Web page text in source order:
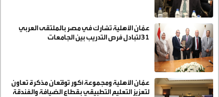
عمّان الأهلية تشارك في مصر بالملتقى العربي
31لتبادل فرص التدريب بين الجامعات
عمّان الأهلية ومجموعة أكور توقّعان مذكرة تعاون
لتعزيز التعليم التطبيقي بقطاع الضيافة والفندقة